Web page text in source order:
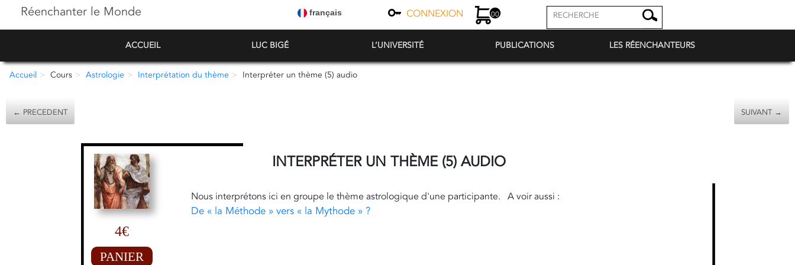
Réenchanter le Monde français CONNEXION 00
ACCUEIL LUC BIGÉ L’UNIVERSITÉ PUBLICATIONS LES RÉENCHANTEURS
Accueil Cours Astrologie Interprétation du thème Interpréter un thème (5) audio
← PRECEDENT SUIVANT →
4€
PANIER
INTERPRÉTER UN THÈME (5) AUDIO
Nous interprétons ici en groupe le thème astrologique d'une participante. A voir aussi :
De « la Méthode » vers « la Mythode » ?